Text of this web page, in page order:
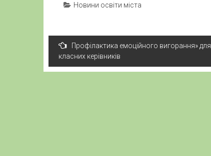
Новини освіти міста
Навігація
записів
Профілактика емоційного вигорання» для
класних керівників